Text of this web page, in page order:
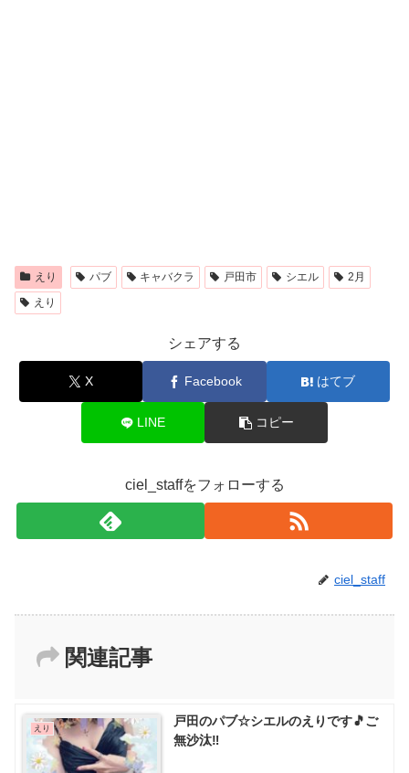
えり パブ キャバクラ 戸田市 シエル
2月
えり
シェアする
X Facebook はてブ
LINE コピー
ciel_staffをフォローする
ciel_staff
関連記事
えり
戸田のパブ☆シエルのえりです🎵ご
無沙汰‼️